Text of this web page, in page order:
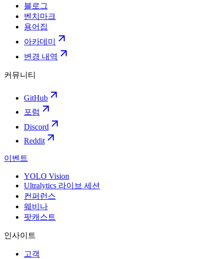
블로그
벤치마크
용어집
아카데미
변경 내역
커뮤니티
GitHub
포럼
Discord
Reddit
이벤트
YOLO Vision
Ultralytics 라이브 세션
컨퍼런스
웨비나
팟캐스트
인사이트
고객